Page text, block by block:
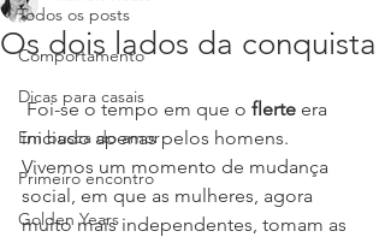
Todos os posts
Comportamento
Dicas para casais
Em busca do amor
Primeiro encontro
Golden Years
Os dois lados da conquista
Foi-se o tempo em que o flerte era
iniciado apenas pelos homens.
Vivemos um momento de mudança
social, em que as mulheres, agora
muito mais independentes, tomam as